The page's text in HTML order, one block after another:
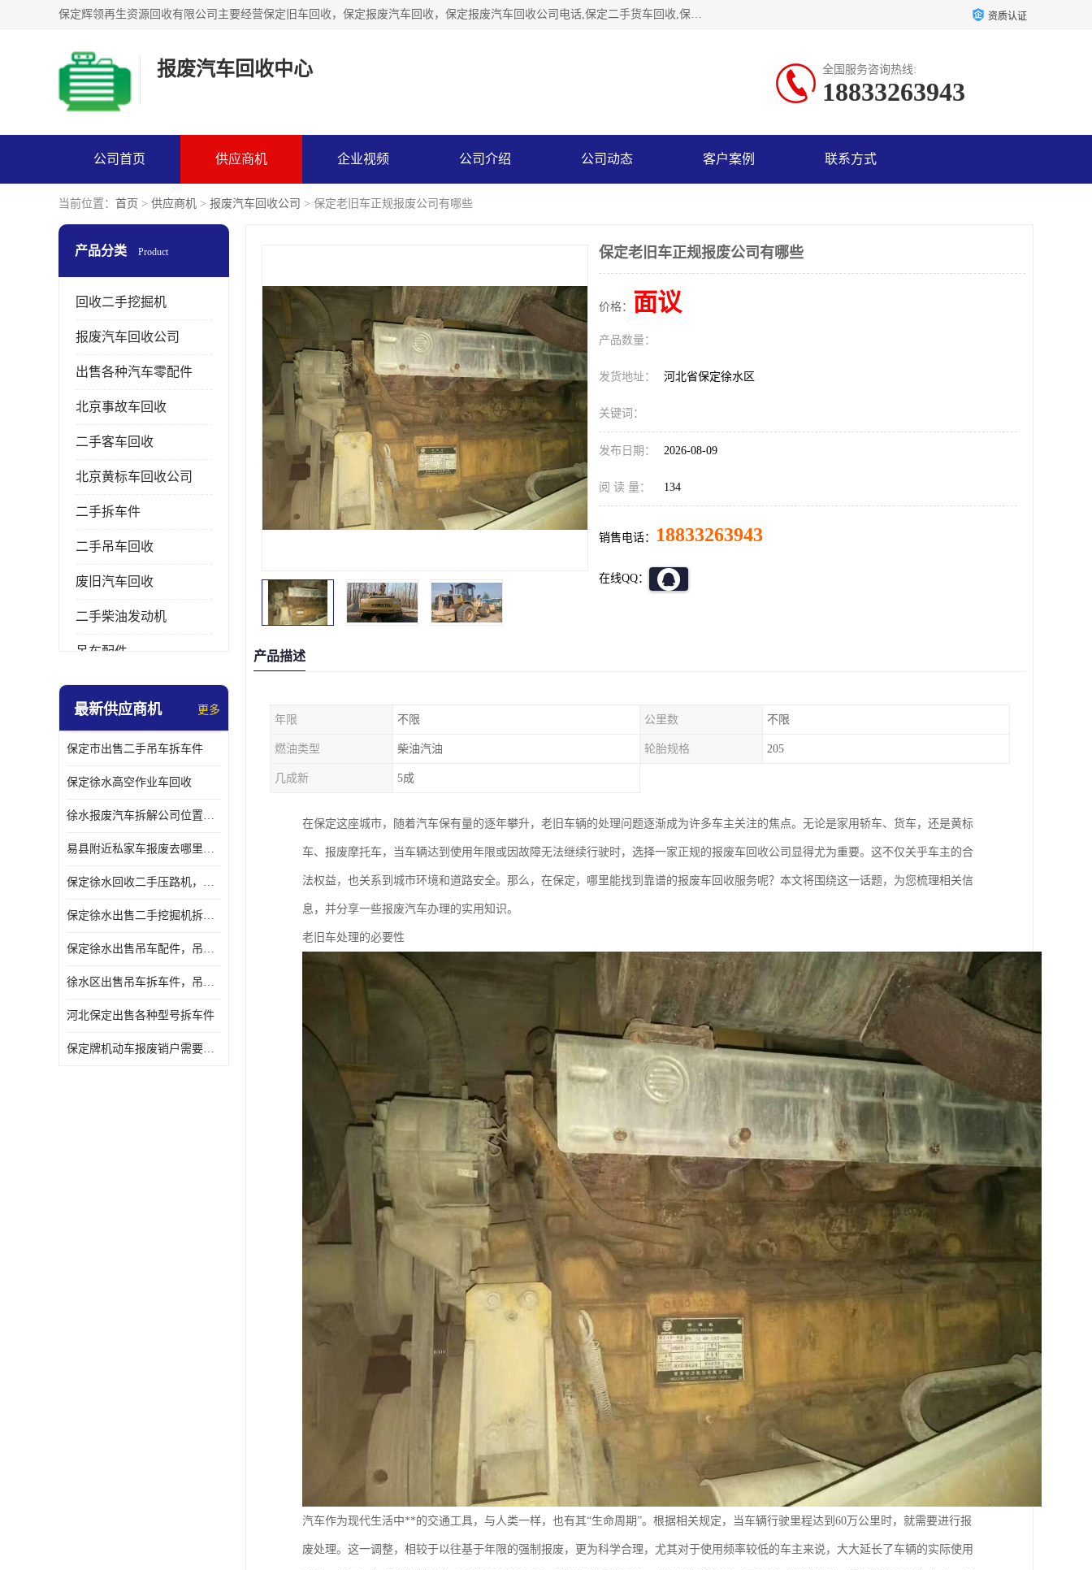
保定辉领再生资源回收有限公司主要经营保定旧车回收，保定报废汽车回收，保定报废汽车回收公司电话,保定二手货车回收,保定黄标车回收, 保定黄标车回收，保定哪里收报废车，保定废旧汽车回收，保定汽车报废手续办理，保定汽车解体厂。将通过采取区域限行促进淘汰、经济补助激励新、加大上路*法处罚、加强达标排放监管等综合措施，对老旧机动车逐步实行末位淘汰，加快老旧机动车淘汰新 资质认证
报废汽车回收中心 全国服务咨询热线:
18833263943
公司首页 供应商机 企业视频 公司介绍 公司动态 客户案例 联系方式
当前位置： 首页 > 供应商机 > 报废汽车回收公司 > 保定老旧车正规报废公司有哪些
产品分类 Product
回收二手挖掘机
报废汽车回收公司
出售各种汽车零配件
北京事故车回收
二手客车回收
北京黄标车回收公司
二手拆车件
二手吊车回收
废旧汽车回收
二手柴油发动机
吊车配件
挖掘机拆车件
最新供应商机 更多
保定市出售二手吊车拆车件
保定徐水高空作业车回收
徐水报废汽车拆解公司位置，出售二手拆车件发动机
易县附近私家车报废去哪里，咨询车辆销户流程电话
保定徐水回收二手压路机，压路机拆解市场在哪
保定徐水出售二手挖掘机拆车件，挖掘机配件，液压件出售
保定徐水出售吊车配件，吊车拆车件出售
徐水区出售吊车拆车件，吊车液压件，吊车发动机变速箱出售
河北保定出售各种型号拆车件
保定牌机动车报废销户需要带哪些手续，流程咨询
保定老旧车正规报废公司有哪些
价格： 面议
产品数量：
发货地址： 河北省保定徐水区
关键词：
发布日期： 2026-08-09
阅 读 量： 134
销售电话： 18833263943
在线QQ：
产品描述
年限 不限 公里数 不限
燃油类型 柴油汽油 轮胎规格 205
几成新 5成
在保定这座城市，随着汽车保有量的逐年攀升，老旧车辆的处理问题逐渐成为许多车主关注的焦点。无论是家用轿车、货车，还是黄标
车、报废摩托车，当车辆达到使用年限或因故障无法继续行驶时，选择一家正规的报废车回收公司显得尤为重要。这不仅关乎车主的合
法权益，也关系到城市环境和道路安全。那么，在保定，哪里能找到靠谱的报废车回收服务呢？本文将围绕这一话题，为您梳理相关信
息，并分享一些报废汽车办理的实用知识。
老旧车处理的必要性
汽车作为现代生活中**的交通工具，与人类一样，也有其“生命周期”。根据相关规定，当车辆行驶里程达到60万公里时，就需要进行报
废处理。这一调整，相较于以往基于年限的强制报废，更为科学合理，尤其对于使用频率较低的车主来说，大大延长了车辆的实际使用